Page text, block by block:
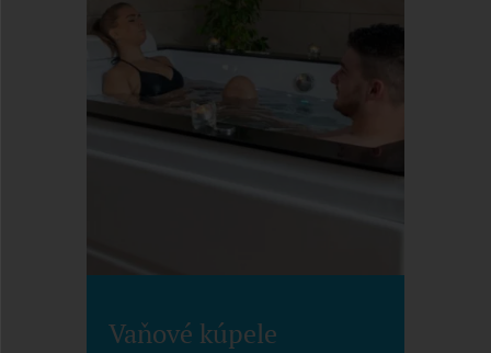
Vaňové kúpele